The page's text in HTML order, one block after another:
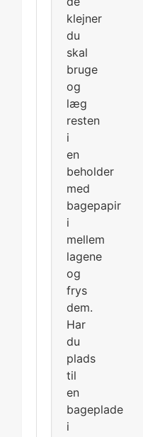
klejner
du
skal
bruge
og
læg
resten
i
en
beholder
med
bagepapir
i
mellem
lagene
og
frys
dem.
Har
du
plads
til
en
bageplade
i